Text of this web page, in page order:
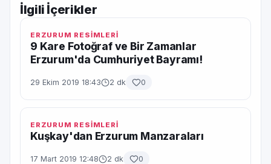
İlgili İçerikler
ERZURUM RESİMLERİ
9 Kare Fotoğraf ve Bir Zamanlar
Erzurum'da Cumhuriyet Bayramı!
29 Ekim 2019 18:43 2 dk 0
ERZURUM RESİMLERİ
Kuşkay'dan Erzurum Manzaraları
17 Mart 2019 12:48 2 dk 0